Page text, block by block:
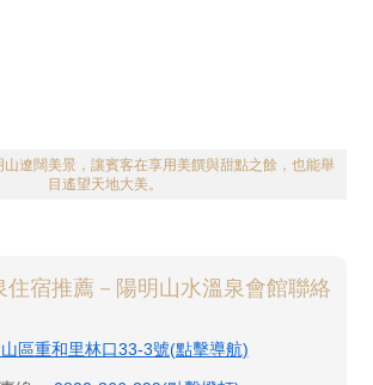
山遼闊美景，讓賓客在享用美饌與甜點之餘，也能舉
目遙望天地大美。
住宿推薦－陽明山水溫泉會館聯絡
區重和里林口33-3號(點擊導航)